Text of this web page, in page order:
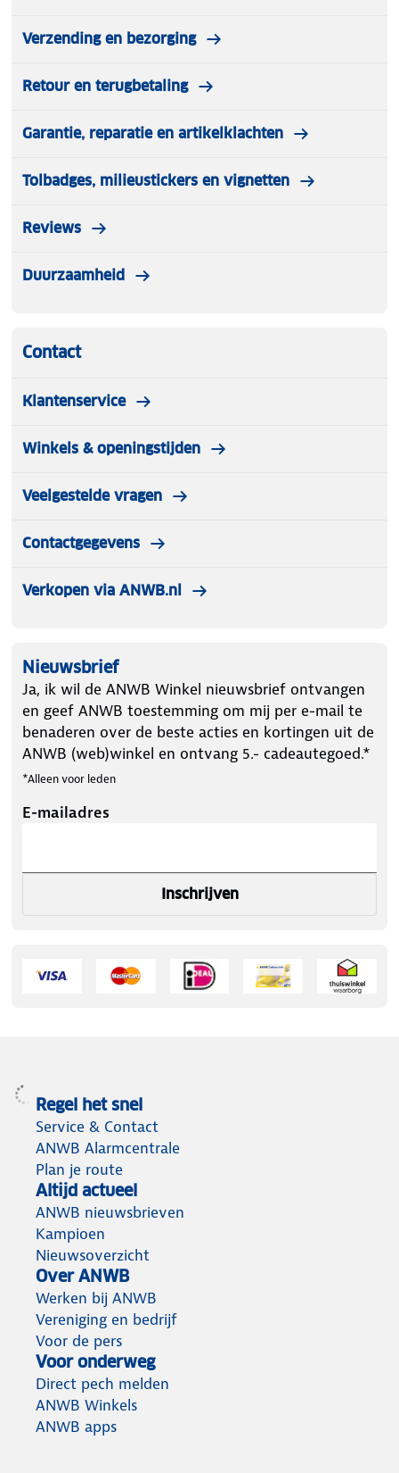
Verzending en bezorging
Retour en terugbetaling
Garantie, reparatie en artikelklachten
Tolbadges, milieustickers en vignetten
Reviews
Duurzaamheid
Contact
Klantenservice
Winkels & openingstijden
Veelgestelde vragen
Contactgegevens
Verkopen via ANWB.nl
Nieuwsbrief
Ja, ik wil de ANWB Winkel nieuwsbrief ontvangen
en geef ANWB toestemming om mij per e-mail te
benaderen over de beste acties en kortingen uit de
ANWB (web)winkel en ontvang 5.- cadeautegoed.*
*Alleen voor leden
E-mailadres
Inschrijven
Regel het snel
Service & Contact
ANWB Alarmcentrale
Plan je route
Altijd actueel
ANWB nieuwsbrieven
Kampioen
Nieuwsoverzicht
Over ANWB
Werken bij ANWB
Vereniging en bedrijf
Voor de pers
Voor onderweg
Direct pech melden
ANWB Winkels
ANWB apps